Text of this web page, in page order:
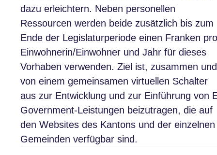
dazu erleichtern. Neben personellen
Ressourcen werden beide zusätzlich bis zum
Ende der Legislaturperiode einen Franken pro
Einwohnerin/Einwohner und Jahr für dieses
Vorhaben verwenden. Ziel ist, zusammen und
von einem gemeinsamen virtuellen Schalter
aus zur Entwicklung und zur Einführung von
Government-Leistungen beizutragen, die auf
den Websites des Kantons und der einzelnen
Gemeinden verfügbar sind.